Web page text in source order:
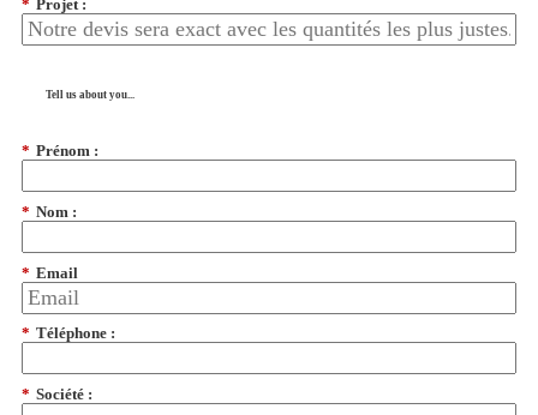
* Projet :
Tell us about you...
* Prénom :
* Nom :
* Email
* Téléphone :
* Société :